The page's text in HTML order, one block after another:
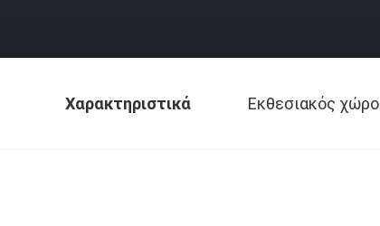
Χαρακτηριστικά Εκθεσιακός